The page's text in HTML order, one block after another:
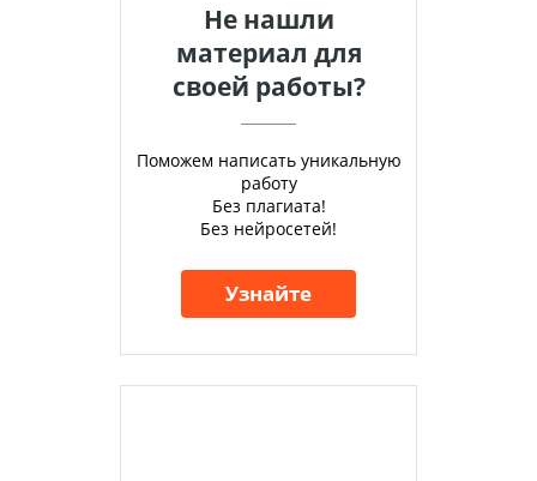
Не нашли
материал для
своей работы?
Поможем написать уникальную
работу
Без плагиата!
Без нейросетей!
Узнайте